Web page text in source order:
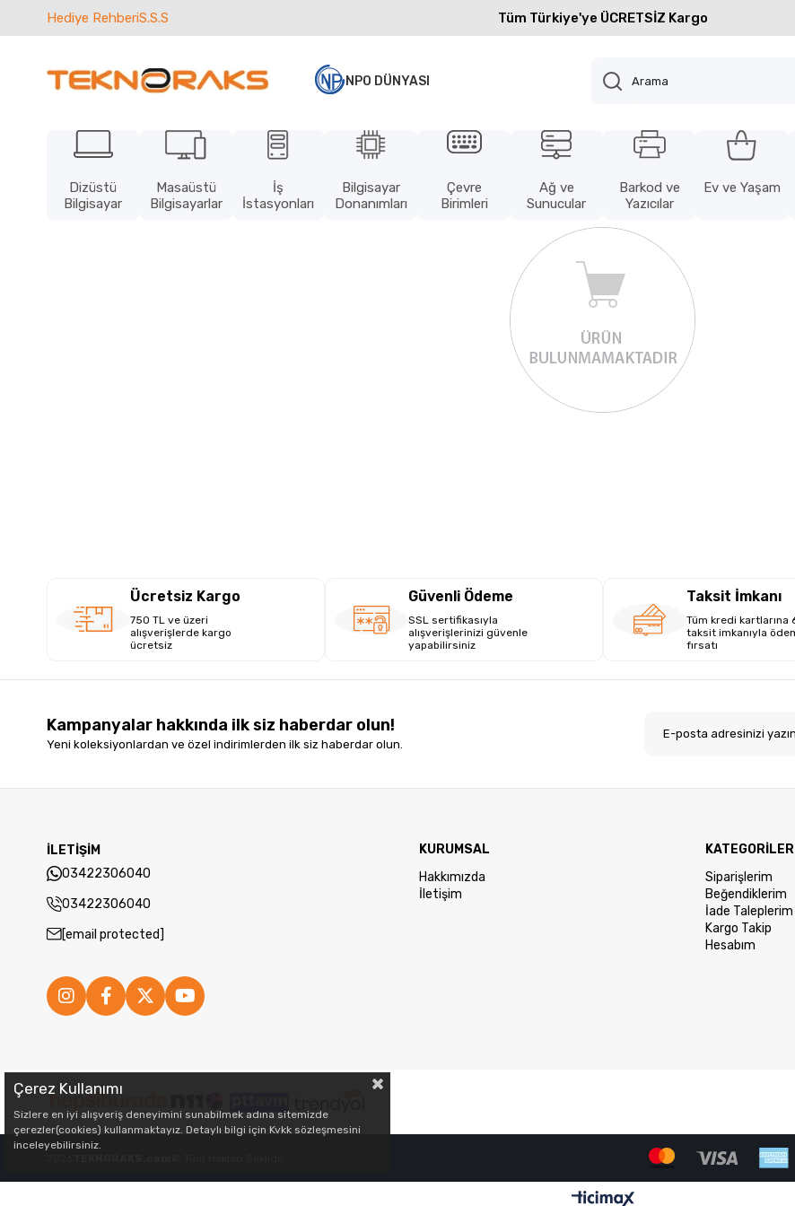
Hediye RehberiS.S.S Tüm Türkiye'ye ÜCRETSİZ Kargo
NPO DÜNYASI
Dizüstü
Bilgisayar
Masaüstü
Bilgisayarlar
İş
İstasyonları
Bilgisayar
Donanımları
Çevre
Birimleri
Ağ ve
Sunucular
Barkod ve
Yazıcılar
Ev ve Yaşam
Ücretsiz Kargo
750 TL ve üzeri
alışverişlerde kargo
ücretsiz
Güvenli Ödeme
SSL sertifikasıyla
alışverişlerinizi güvenle
yapabilirsiniz
Taksit İmkanı
Tüm kredi kartlarına
taksit imkanıyla
fırsatı
Kampanyalar hakkında ilk siz haberdar olun!
Yeni koleksiyonlardan ve özel indirimlerden ilk siz haberdar olun.
İLETİŞİM
03422306040
03422306040
[email protected]
KURUMSAL
Hakkımızda
İletişim
KATEGORİLER
Siparişlerim
Beğendiklerim
İade Taleplerim
Kargo Takip
Hesabım
Çerez Kullanımı
Sizlere en iyi alışveriş deneyimini sunabilmek adına sitemizde
çerezler(cookies) kullanmaktayız. Detaylı bilgi için Kvkk sözleşmesini
inceleyebilirsiniz.